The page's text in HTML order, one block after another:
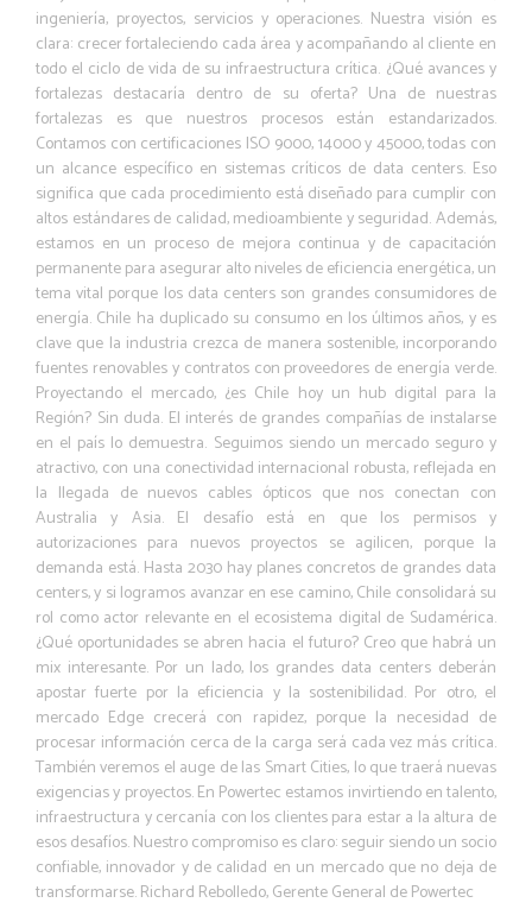
ingeniería, proyectos, servicios y operaciones. Nuestra visión es
clara: crecer fortaleciendo cada área y acompañando al cliente en
todo el ciclo de vida de su infraestructura crítica. ¿Qué avances y
fortalezas destacaría dentro de su oferta? Una de nuestras
fortalezas es que nuestros procesos están estandarizados.
Contamos con certificaciones ISO 9000, 14000 y 45000, todas con
un alcance específico en sistemas críticos de data centers. Eso
significa que cada procedimiento está diseñado para cumplir con
altos estándares de calidad, medioambiente y seguridad. Además,
estamos en un proceso de mejora continua y de capacitación
permanente para asegurar alto niveles de eficiencia energética, un
tema vital porque los data centers son grandes consumidores de
energía. Chile ha duplicado su consumo en los últimos años, y es
clave que la industria crezca de manera sostenible, incorporando
fuentes renovables y contratos con proveedores de energía verde.
Proyectando el mercado, ¿es Chile hoy un hub digital para la
Región? Sin duda. El interés de grandes compañías de instalarse
en el país lo demuestra. Seguimos siendo un mercado seguro y
atractivo, con una conectividad internacional robusta, reflejada en
la llegada de nuevos cables ópticos que nos conectan con
Australia y Asia. El desafío está en que los permisos y
autorizaciones para nuevos proyectos se agilicen, porque la
demanda está. Hasta 2030 hay planes concretos de grandes data
centers, y si logramos avanzar en ese camino, Chile consolidará su
rol como actor relevante en el ecosistema digital de Sudamérica.
¿Qué oportunidades se abren hacia el futuro? Creo que habrá un
mix interesante. Por un lado, los grandes data centers deberán
apostar fuerte por la eficiencia y la sostenibilidad. Por otro, el
mercado Edge crecerá con rapidez, porque la necesidad de
procesar información cerca de la carga será cada vez más crítica.
También veremos el auge de las Smart Cities, lo que traerá nuevas
exigencias y proyectos. En Powertec estamos invirtiendo en talento,
infraestructura y cercanía con los clientes para estar a la altura de
esos desafíos. Nuestro compromiso es claro: seguir siendo un socio
confiable, innovador y de calidad en un mercado que no deja de
transformarse. Richard Rebolledo, Gerente General de Powertec